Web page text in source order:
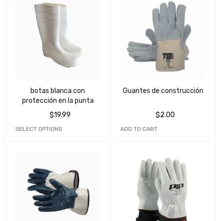
botas blanca con
protección en la punta
$19.99
SELECT OPTIONS
Guantes de construcción
$2.00
ADD TO CART